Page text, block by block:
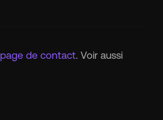
page de contact. Voir aussi